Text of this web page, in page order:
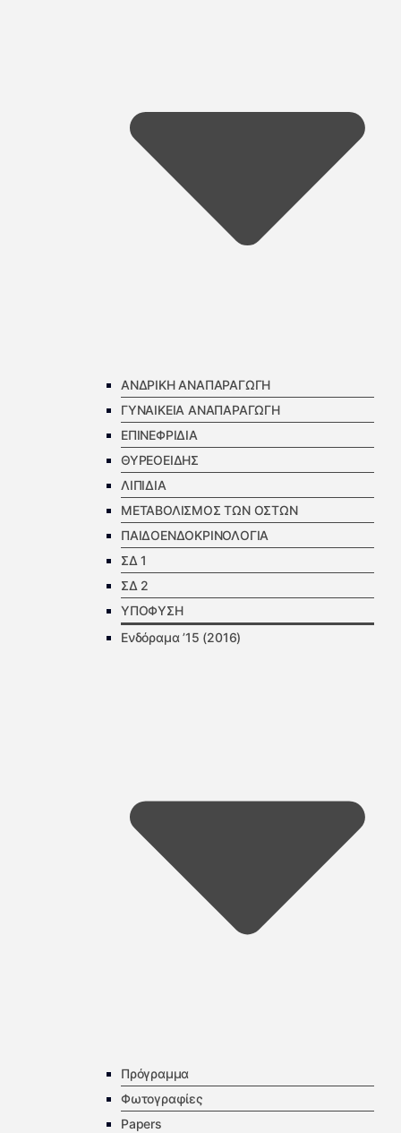
ΑΝΔΡΙΚΗ ΑΝΑΠΑΡΑΓΩΓΗ
ΓΥΝΑΙΚΕΙΑ ΑΝΑΠΑΡΑΓΩΓΗ
ΕΠΙΝΕΦΡΙΔΙΑ
ΘΥΡΕΟΕΙΔΗΣ
ΛΙΠΙΔΙΑ
ΜΕΤΑΒΟΛΙΣΜΟΣ ΤΩΝ ΟΣΤΩΝ
ΠΑΙΔΟΕΝΔΟΚΡΙΝΟΛΟΓΙΑ
ΣΔ 1
ΣΔ 2
ΥΠΟΦΥΣΗ
Ενδόραμα ’15 (2016)
Πρόγραμμα
Φωτογραφίες
Papers